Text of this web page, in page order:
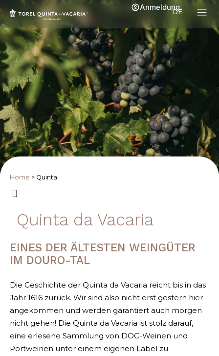
DE
Anmeldung
Home > Quinta
Quinta da Vacaria
EINES DER ÄLTESTEN WEINGÜTER
IM DOURO-TAL
Die Geschichte der Quinta da Vacaria reicht bis in das
Jahr 1616 zurück. Wir sind also nicht erst gestern hier
angekommen und werden garantiert auch morgen
nicht gehen! Die Quinta da Vacaria ist stolz darauf,
eine erlesene Sammlung von DOC-Weinen und
Portweinen unter einem eigenen Label zu